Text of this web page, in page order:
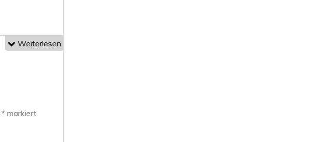
Weiterlesen
*markiert